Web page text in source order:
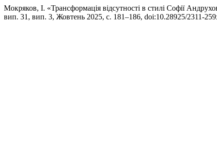
Мокряков, І. «Трансформація відсутності в стилі Софії
вип. 31, вип. 3, Жовтень 2025, с. 181–186, doi:10.28925/2311-